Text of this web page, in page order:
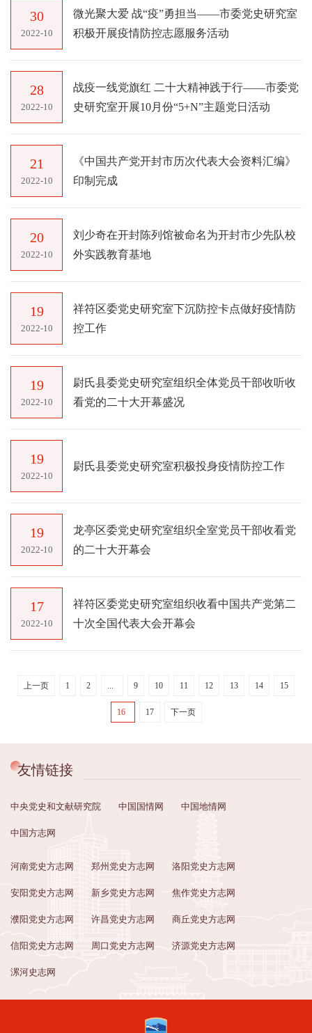
30
2022-10
微光聚大爱 战“疫”勇担当——市委党史研究室
积极开展疫情防控志愿服务活动
28
2022-10
战疫一线党旗红 二十大精神践于行——市委党
史研究室开展10月份“5+N”主题党日活动
21
2022-10
《中国共产党开封市历次代表大会资料汇编》
印制完成
20
2022-10
刘少奇在开封陈列馆被命名为开封市少先队校
外实践教育基地
19
2022-10
祥符区委党史研究室下沉防控卡点做好疫情防
控工作
19
2022-10
尉氏县委党史研究室组织全体党员干部收听收
看党的二十大开幕盛况
19
2022-10
尉氏县委党史研究室积极投身疫情防控工作
19
2022-10
龙亭区委党史研究室组织全室党员干部收看党
的二十大开幕会
17
2022-10
祥符区委党史研究室组织收看中国共产党第二
十次全国代表大会开幕会
上一页 1 2 ... 9 10 11 12 13 14 15
16 17 下一页
友情链接
中央党史和文献研究院 中国国情网 中国地情网
中国方志网
河南党史方志网 郑州党史方志网 洛阳党史方志网
安阳党史方志网 新乡党史方志网 焦作党史方志网
濮阳党史方志网 许昌党史方志网 商丘党史方志网
信阳党史方志网 周口党史方志网 济源党史方志网
漯河史志网